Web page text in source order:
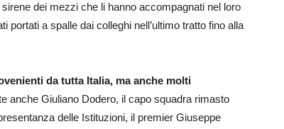
dei mezzi che li hanno accompagnati nel loro
a spalle dai colleghi nell’ultimo tratto fino alla
da tutta Italia, ma anche molti
anche Giuliano Dodero, il capo squadra rimasto
delle Istituzioni, il premier Giuseppe